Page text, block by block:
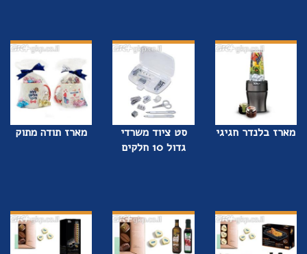
מארז בלנדר חגיגי
סט ציוד משרדי
גדול 10 חלקים
מארז תודה מתוק